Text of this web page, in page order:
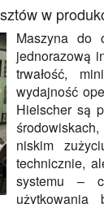
w
Maszyna do
jednorazową
trwałość,
wydajność
Hielscher są
niskim
technicznie,
systemu –
użytkowania